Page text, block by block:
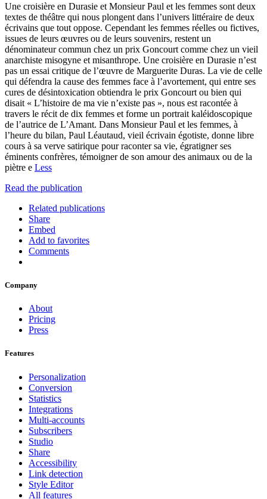
Une croisière en Durasie et Monsieur Paul et les femmes sont deux
textes de théâtre qui nous plongent dans l’univers littéraire de deux
écrivains que tout oppose. Cependant les femmes réelles ou fictives,
issues de leurs œuvres ou de leurs souvenirs, restent un
dénominateur commun chez un prix Goncourt comme chez un vieil
anarchiste misogyne et misanthrope. Une croisière en Durasie n’est
pas un essai critique de l’œuvre de Marguerite Duras. La vie de celle
qui défendra la cause des femmes face à l’avortement, qui entre ses
cures de désintoxication obtiendra le prix Goncourt ou bien qui
disait « L’histoire de ma vie n’existe pas », nous est racontée à
travers le récit de dix femmes et forme un portrait kaléidoscopique
de l’autrice de L’Amant. Dans Monsieur Paul et les femmes, à
l’heure du bilan, Paul Léautaud, vieil écrivain égotiste, donne libre
cours à sa verve satirique pour raconter sa vie, égratigner ses
éminents confrères, témoigner de son amour des animaux ou de la
piètre e Less
Read the publication
Related publications
Share
Embed
Add to favorites
Comments
Company
About
Pricing
Press
Features
Personalization
Conversion
Statistics
Integrations
Multi-accounts
Subscribers
Studio
Share
Accessibility
Link detection
Style Editor
All features